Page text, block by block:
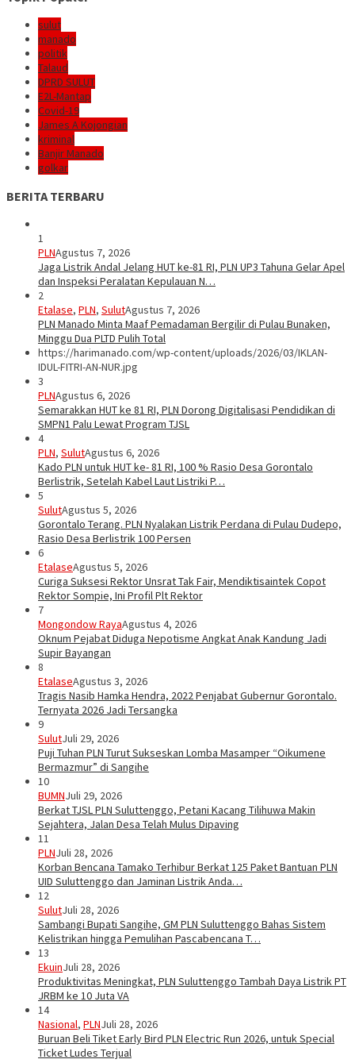
sulut
manado
politik
Talaud
DPRD SULUT
E2L-Mantap
Covid-19
James A Kojongian
kriminal
Banjir Manado
golkar
BERITA TERBARU
1
PLNAgustus 7, 2026
Jaga Listrik Andal Jelang HUT ke-81 RI, PLN UP3 Tahuna Gelar Apel
dan Inspeksi Peralatan Kepulauan N…
2
Etalase, PLN, SulutAgustus 7, 2026
PLN Manado Minta Maaf Pemadaman Bergilir di Pulau Bunaken,
Minggu Dua PLTD Pulih Total
https://harimanado.com/wp-content/uploads/2026/03/IKLAN-
IDUL-FITRI-AN-NUR.jpg
3
PLNAgustus 6, 2026
Semarakkan HUT ke 81 RI, PLN Dorong Digitalisasi Pendidikan di
SMPN1 Palu Lewat Program TJSL
4
PLN, SulutAgustus 6, 2026
Kado PLN untuk HUT ke- 81 RI, 100 % Rasio Desa Gorontalo
Berlistrik, Setelah Kabel Laut Listriki P…
5
SulutAgustus 5, 2026
Gorontalo Terang. PLN Nyalakan Listrik Perdana di Pulau Dudepo,
Rasio Desa Berlistrik 100 Persen
6
EtalaseAgustus 5, 2026
Curiga Suksesi Rektor Unsrat Tak Fair, Mendiktisaintek Copot
Rektor Sompie, Ini Profil Plt Rektor
7
Mongondow RayaAgustus 4, 2026
Oknum Pejabat Diduga Nepotisme Angkat Anak Kandung Jadi
Supir Bayangan
8
EtalaseAgustus 3, 2026
Tragis Nasib Hamka Hendra, 2022 Penjabat Gubernur Gorontalo.
Ternyata 2026 Jadi Tersangka
9
SulutJuli 29, 2026
Puji Tuhan PLN Turut Sukseskan Lomba Masamper “Oikumene
Bermazmur” di Sangihe
10
BUMNJuli 29, 2026
Berkat TJSL PLN Suluttenggo, Petani Kacang Tilihuwa Makin
Sejahtera, Jalan Desa Telah Mulus Dipaving
11
PLNJuli 28, 2026
Korban Bencana Tamako Terhibur Berkat 125 Paket Bantuan PLN
UID Suluttenggo dan Jaminan Listrik Anda…
12
SulutJuli 28, 2026
Sambangi Bupati Sangihe, GM PLN Suluttenggo Bahas Sistem
Kelistrikan hingga Pemulihan Pascabencana T…
13
EkuinJuli 28, 2026
Produktivitas Meningkat, PLN Suluttenggo Tambah Daya Listrik PT
JRBM ke 10 Juta VA
14
Nasional, PLNJuli 28, 2026
Buruan Beli Tiket Early Bird PLN Electric Run 2026, untuk Special
Ticket Ludes Terjual